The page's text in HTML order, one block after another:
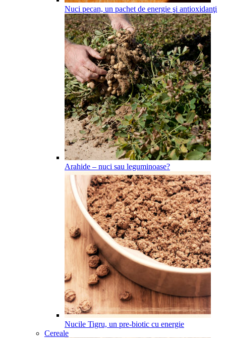
Nuci pecan, un pachet de energie şi antioxidanţi
Arahide – nuci sau leguminoase?
Nucile Tigru, un pre-biotic cu energie
Cereale